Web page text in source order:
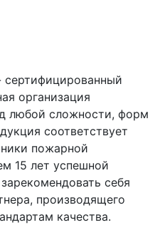
организация
любой сложности, форм
соответствует
пожарной
15 лет успешной
себя
производящего
качества.